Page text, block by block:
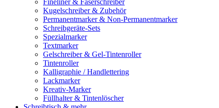
Fineliner & Faserschreiber
Kugelschreiber & Zubehör
Permanentmarker & Non-Permanentmarker
Schreibgeräte-Sets
Spezialmarker
Textmarker
Gelschreiber & Gel-Tintenroller
Tintenroller
Kalligraphie / Handlettering
Lackmarker
Kreativ-Marker
Füllhalter & Tintenlöscher